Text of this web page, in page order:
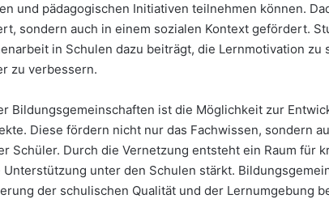
und pädagogischen Initiativen teilnehmen können.
sondern auch in einem sozialen Kontext gefördert.
in Schulen dazu beiträgt, die Lernmotivation zu
zu verbessern.
Bildungsgemeinschaften ist die Möglichkeit zur
Diese fördern nicht nur das Fachwissen, sondern
Schüler. Durch die Vernetzung entsteht ein Raum für
unter den Schulen stärkt.
der schulischen Qualität und der Lernumgebung